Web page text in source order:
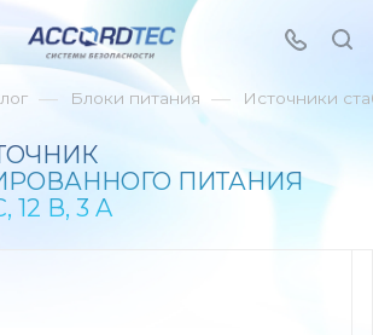
— Блоки питания — Источники
ПИТАНИЯ
12 В, 3 A